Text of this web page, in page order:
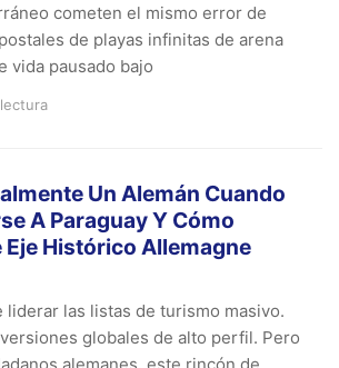
cometen el mismo error de
de playas infinitas de arena
vida pausado bajo
Un Alemán Cuando
A Paraguay Y Cómo
Eje Histórico Allemagne
liderar las listas de turismo masivo.
globales de alto perfil. Pero
alemanes, este rincón de